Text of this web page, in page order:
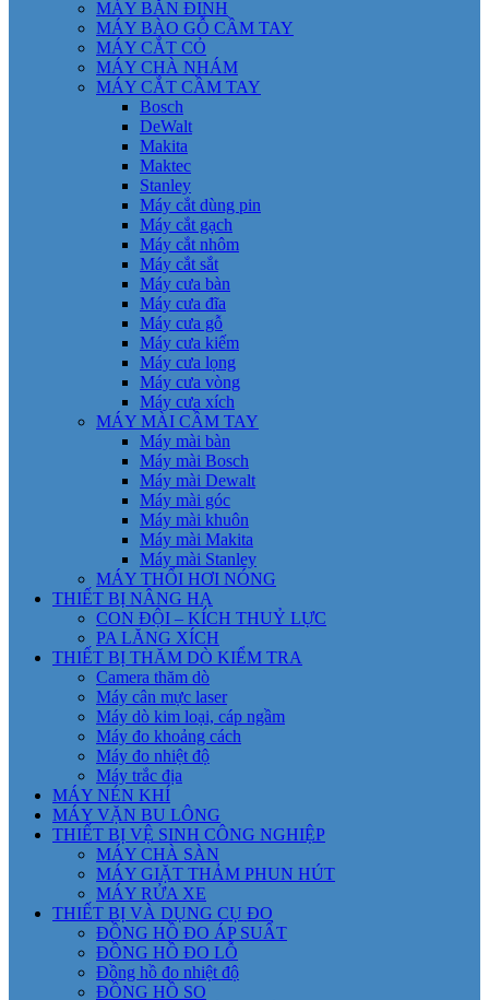
MÁY BẮN ĐINH
MÁY BÀO GỖ CẦM TAY
MÁY CẮT CỎ
MÁY CHÀ NHÁM
MÁY CẮT CẦM TAY
Bosch
DeWalt
Makita
Maktec
Stanley
Máy cắt dùng pin
Máy cắt gạch
Máy cắt nhôm
Máy cắt sắt
Máy cưa bàn
Máy cưa đĩa
Máy cưa gỗ
Máy cưa kiếm
Máy cưa lọng
Máy cưa vòng
Máy cưa xích
MÁY MÀI CẦM TAY
Máy mài bàn
Máy mài Bosch
Máy mài Dewalt
Máy mài góc
Máy mài khuôn
Máy mài Makita
Máy mài Stanley
MÁY THỔI HƠI NÓNG
THIẾT BỊ NÂNG HẠ
CON ĐỘI – KÍCH THUỶ LỰC
PA LĂNG XÍCH
THIẾT BỊ THĂM DÒ KIỂM TRA
Camera thăm dò
Máy cân mực laser
Máy dò kim loại, cáp ngầm
Máy đo khoảng cách
Máy đo nhiệt độ
Máy trắc địa
MÁY NÉN KHÍ
MÁY VẶN BU LÔNG
THIẾT BỊ VỆ SINH CÔNG NGHIỆP
MÁY CHÀ SÀN
MÁY GIẶT THẢM PHUN HÚT
MÁY RỬA XE
THIẾT BỊ VÀ DỤNG CỤ ĐO
ĐỒNG HỒ ĐO ÁP SUẤT
ĐỒNG HỒ ĐO LỖ
Đồng hồ đo nhiệt độ
ĐỒNG HỒ SO